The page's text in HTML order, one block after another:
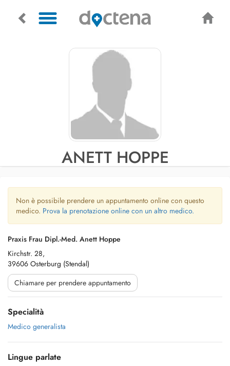
ANETT HOPPE
Non è possibile prendere un appuntamento online con questo
medico. Prova la prenotazione online con un altro medico.
Praxis Frau Dipl.-Med. Anett Hoppe
Kirchstr. 28,
39606 Osterburg (Stendal)
Chiamare per prendere appuntamento
Specialità
Medico generalista
Lingue parlate